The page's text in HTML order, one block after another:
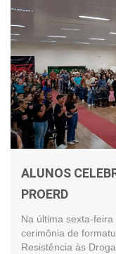
ALUNOS
PROERD
Na última sexta-
cerimônia de
Resistência às